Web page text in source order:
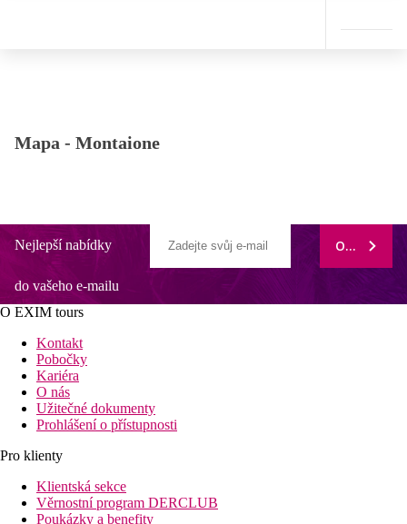
Mapa - Montaione
Nejlepší nabídky
do vašeho e-mailu
ODEBÍRAT
O EXIM tours
Kontakt
Pobočky
Kariéra
O nás
Užitečné dokumenty
Prohlášení o přístupnosti
Pro klienty
Klientská sekce
Věrnostní program DERCLUB
Poukázky a benefity